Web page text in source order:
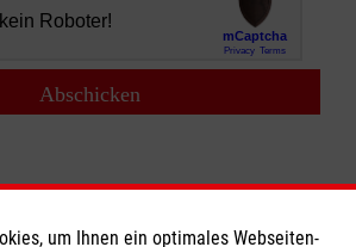
um Ihnen ein optimales Webseiten-